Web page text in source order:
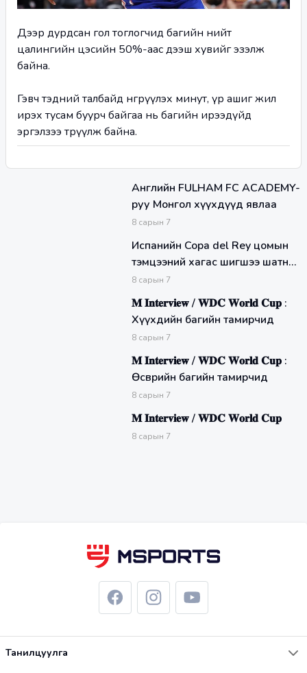
Дээр дурдсан гол тоглогчид багийн нийт
цалингийн цэсийн 50%-аас дээш хувийг эзэлж
байна.
Гэвч тэдний талбайд өнгөрүүлэх минут, үр ашиг жил
ирэх тусам буурч байгаа нь багийн ирээдүйд
эргэлзээ төрүүлж байна.
Английн FULHAM FC ACADEMY-
руу Монгол хүүхдүүд явлаа
8 сарын 7
Испанийн Copa del Rey цомын
тэмцээний хагас шигшээ шатны
хариу тоглолт өнөөдөр явагдана
8 сарын 7
𝐌 𝐈𝐧𝐭𝐞𝐫𝐯𝐢𝐞𝐰 / 𝐖𝐃𝐂 𝐖𝐨𝐫𝐥𝐝 𝐂𝐮𝐩 :
Хүүхдийн багийн тамирчид
8 сарын 7
𝐌 𝐈𝐧𝐭𝐞𝐫𝐯𝐢𝐞𝐰 / 𝐖𝐃𝐂 𝐖𝐨𝐫𝐥𝐝 𝐂𝐮𝐩 :
Өсвөрийн багийн тамирчид
8 сарын 7
𝐌 𝐈𝐧𝐭𝐞𝐫𝐯𝐢𝐞𝐰 / 𝐖𝐃𝐂 𝐖𝐨𝐫𝐥𝐝 𝐂𝐮𝐩
8 сарын 7
Танилцуулга